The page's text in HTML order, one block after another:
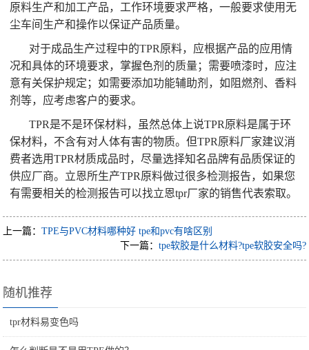
原料生产和加工产品，工作环境要求严格，一般要求使用无
尘车间生产和操作以保证产品质量。
对于成品生产过程中的TPR原料，应根据产品的应用情
况和具体的环境要求，掌握色剂的质量；需要喷漆时，应注
意有关保护规定；如需要添加功能辅助剂，如阻燃剂、香料
剂等，应考虑客户的要求。
TPR是不是环保材料，虽然总体上说TPR原料是属于环
保材料，不含有对人体有害的物质。但TPR原料厂家建议消
费者选用TPR材质成品时，尽量选择知名品牌有品质保证的
供应厂商。立恩所生产TPR原料做过很多检测报告，如果您
有需要相关的检测报告可以找立恩tpr厂家的销售代表索取。
上一篇：TPE与PVC材料哪种好 tpe和pvc有啥区别
下一篇： tpe软胶是什么材料?tpe软胶安全吗?
随机推荐
tpr材料易变色吗